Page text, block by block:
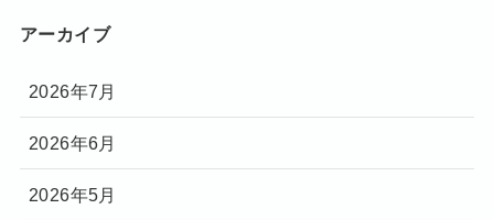
アーカイブ
2026年7月
2026年6月
2026年5月